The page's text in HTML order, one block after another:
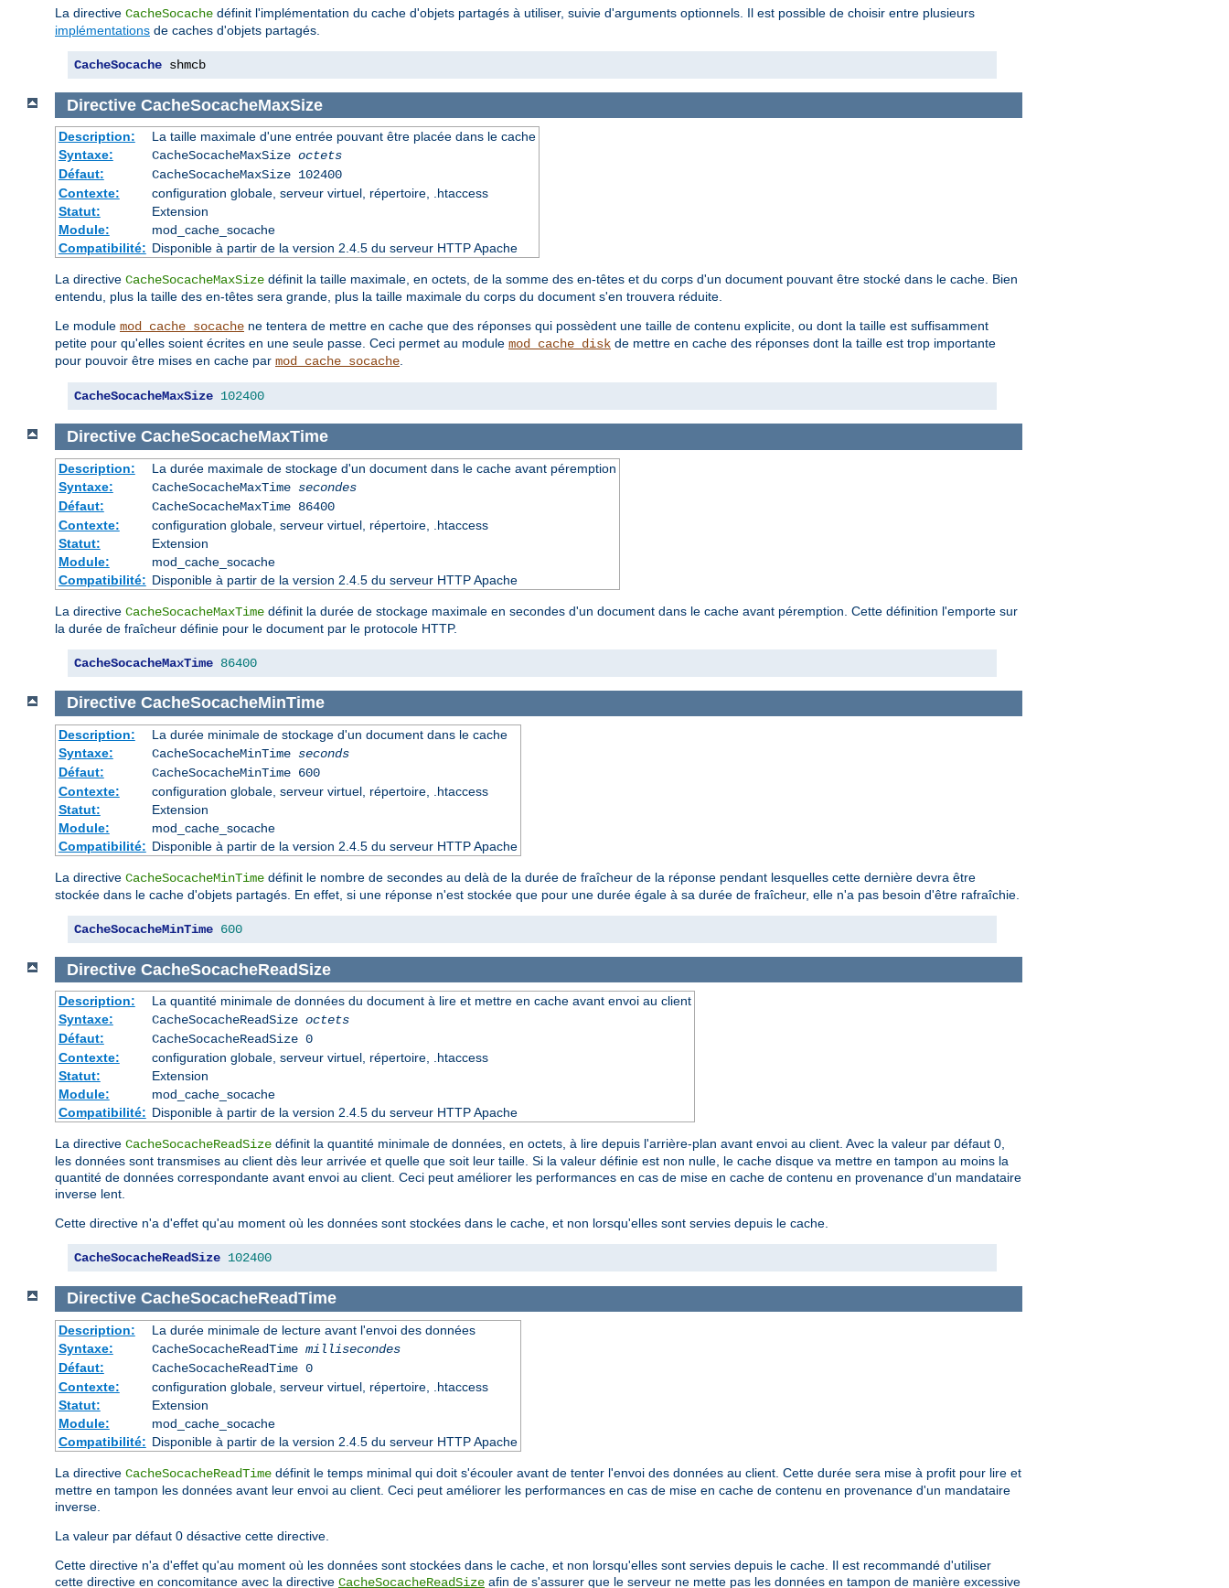
La directive CacheSocache définit l'implémentation du cache d'objets partagés à utiliser, suivie d'arguments optionnels. Il est possible de choisir entre plusieurs
implémentations de caches d'objets partagés.
CacheSocache shmcb
Directive CacheSocacheMaxSize
Description:
La taille maximale d'une entrée pouvant être placée dans le cache
Syntaxe:
CacheSocacheMaxSize octets
Défaut:
CacheSocacheMaxSize 102400
Contexte:
configuration globale, serveur virtuel, répertoire, .htaccess
Statut:
Extension
Module:
mod_cache_socache
Compatibilité: Disponible à partir de la version 2.4.5 du serveur HTTP Apache
La directive CacheSocacheMaxSize définit la taille maximale, en octets, de la somme des en-têtes et du corps d'un document pouvant être stocké dans le cache. Bien
entendu, plus la taille des en-têtes sera grande, plus la taille maximale du corps du document s'en trouvera réduite.
Le module mod_cache_socache ne tentera de mettre en cache que des réponses qui possèdent une taille de contenu explicite, ou dont la taille est suffisamment
petite pour qu'elles soient écrites en une seule passe. Ceci permet au module mod_cache_disk de mettre en cache des réponses dont la taille est trop importante
pour pouvoir être mises en cache par mod_cache_socache.
CacheSocacheMaxSize 102400
Directive CacheSocacheMaxTime
Description:
La durée maximale de stockage d'un document dans le cache avant péremption
Syntaxe:
CacheSocacheMaxTime secondes
Défaut:
CacheSocacheMaxTime 86400
Contexte:
configuration globale, serveur virtuel, répertoire, .htaccess
Statut:
Extension
Module:
mod_cache_socache
Compatibilité: Disponible à partir de la version 2.4.5 du serveur HTTP Apache
La directive CacheSocacheMaxTime définit la durée de stockage maximale en secondes d'un document dans le cache avant péremption. Cette définition l'emporte sur
la durée de fraîcheur définie pour le document par le protocole HTTP.
CacheSocacheMaxTime 86400
Directive CacheSocacheMinTime
Description:
La durée minimale de stockage d'un document dans le cache
Syntaxe:
CacheSocacheMinTime seconds
Défaut:
CacheSocacheMinTime 600
Contexte:
configuration globale, serveur virtuel, répertoire, .htaccess
Statut:
Extension
Module:
mod_cache_socache
Compatibilité: Disponible à partir de la version 2.4.5 du serveur HTTP Apache
La directive CacheSocacheMinTime définit le nombre de secondes au delà de la durée de fraîcheur de la réponse pendant lesquelles cette dernière devra être
stockée dans le cache d'objets partagés. En effet, si une réponse n'est stockée que pour une durée égale à sa durée de fraîcheur, elle n'a pas besoin d'être rafraîchie.
CacheSocacheMinTime 600
Directive CacheSocacheReadSize
Description:
La quantité minimale de données du document à lire et mettre en cache avant envoi au client
Syntaxe:
CacheSocacheReadSize octets
Défaut:
CacheSocacheReadSize 0
Contexte:
configuration globale, serveur virtuel, répertoire, .htaccess
Statut:
Extension
Module:
mod_cache_socache
Compatibilité: Disponible à partir de la version 2.4.5 du serveur HTTP Apache
La directive CacheSocacheReadSize définit la quantité minimale de données, en octets, à lire depuis l'arrière-plan avant envoi au client. Avec la valeur par défaut 0,
les données sont transmises au client dès leur arrivée et quelle que soit leur taille. Si la valeur définie est non nulle, le cache disque va mettre en tampon au moins la
quantité de données correspondante avant envoi au client. Ceci peut améliorer les performances en cas de mise en cache de contenu en provenance d'un mandataire
inverse lent.
Cette directive n'a d'effet qu'au moment où les données sont stockées dans le cache, et non lorsqu'elles sont servies depuis le cache.
CacheSocacheReadSize 102400
Directive CacheSocacheReadTime
Description:
La durée minimale de lecture avant l'envoi des données
Syntaxe:
CacheSocacheReadTime millisecondes
Défaut:
CacheSocacheReadTime 0
Contexte:
configuration globale, serveur virtuel, répertoire, .htaccess
Statut:
Extension
Module:
mod_cache_socache
Compatibilité: Disponible à partir de la version 2.4.5 du serveur HTTP Apache
La directive CacheSocacheReadTime définit le temps minimal qui doit s'écouler avant de tenter l'envoi des données au client. Cette durée sera mise à profit pour lire et
mettre en tampon les données avant leur envoi au client. Ceci peut améliorer les performances en cas de mise en cache de contenu en provenance d'un mandataire
inverse.
La valeur par défaut 0 désactive cette directive.
Cette directive n'a d'effet qu'au moment où les données sont stockées dans le cache, et non lorsqu'elles sont servies depuis le cache. Il est recommandé d'utiliser
cette directive en concomitance avec la directive CacheSocacheReadSize afin de s'assurer que le serveur ne mette pas les données en tampon de manière excessive